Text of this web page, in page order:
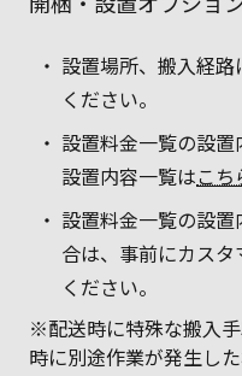
設置場所、搬入経
ください。
設置料金一覧の設置
設置内容一覧はこち
設置料金一覧の設
合は、事前にカス
ください。
※配送時に特殊な搬入
時に別途作業が発生し